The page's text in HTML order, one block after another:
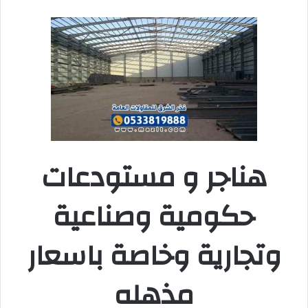
هناجر و مستودعات
حكومية وصناعية
وتجارية وخاصة باسعار
مذهله